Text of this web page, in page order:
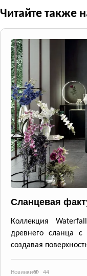
Читайте также
Сланцевая
Коллекция
древнего сланца
создавая
Новинки 44